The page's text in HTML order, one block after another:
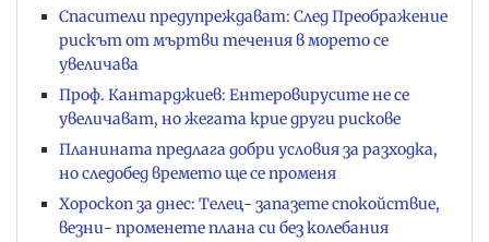
Спасители предупреждават: След Преображение
рискът от мъртви течения в морето се
увеличава
Проф. Кантарджиев: Ентеровирусите не се
увеличават, но жегата крие други рискове
Планината предлага добри условия за разходка,
но следобед времето ще се променя
Хороскоп за днес: Телец- запазете спокойствие,
везни- променете плана си без колебания